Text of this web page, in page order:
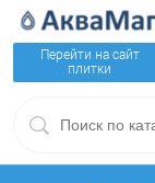
Перейти на сайт
плитки